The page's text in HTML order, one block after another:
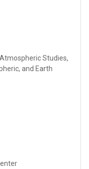
Studies,
and Earth